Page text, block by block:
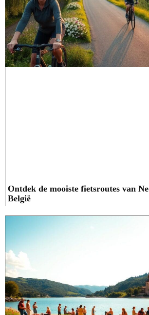
Ontdek de mooiste fietsroutes van
België